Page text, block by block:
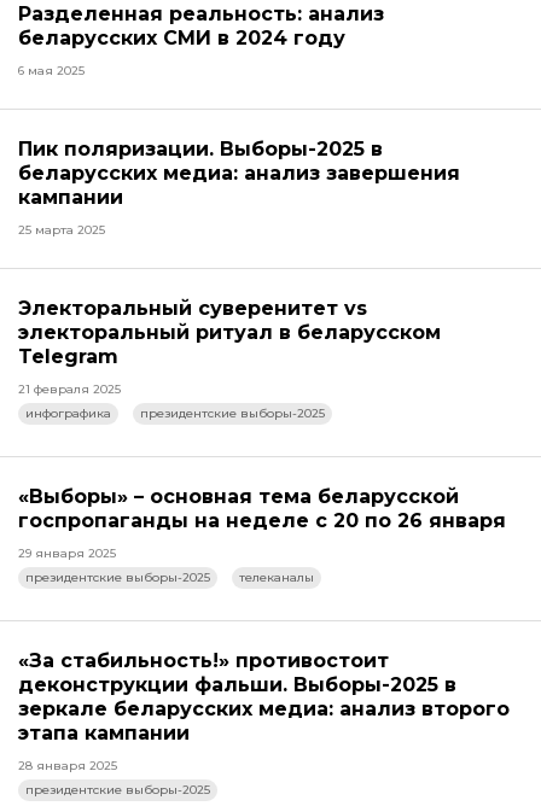
Разделенная реальность: анализ
беларусских СМИ в 2024 году
6 мая 2025
Пик поляризации. Выборы-2025 в
беларусских медиа: анализ завершения
кампании
25 марта 2025
Электоральный суверенитет vs
электоральный ритуал в беларусском
Telegram
21 февраля 2025
инфографика
президентские выборы-2025
«Выборы» – основная тема беларусской
госпропаганды на неделе с 20 по 26 января
29 января 2025
президентские выборы-2025
телеканалы
«За стабильность!» противостоит
деконструкции фальши. Выборы-2025 в
зеркале беларусских медиа: анализ второго
этапа кампании
28 января 2025
президентские выборы-2025